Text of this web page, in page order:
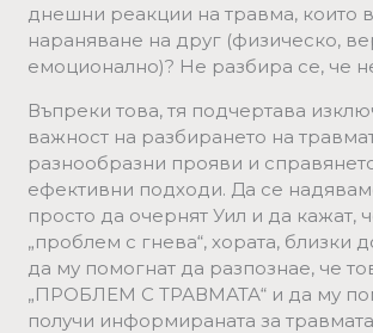
днешни реакции на травма, които
нараняване на друг (физическо,
емоционално)? Не разбира се, че
Въпреки това, тя подчертава
важност на разбирането на
разнообразни прояви и
ефективни подходи. Да се
просто да очернят Уил и да кажат,
„проблем с гнева“, хората, близки
да му помогнат да разпознае, че
„ПРОБЛЕМ С ТРАВМАТА“ и да му
получи информираната за